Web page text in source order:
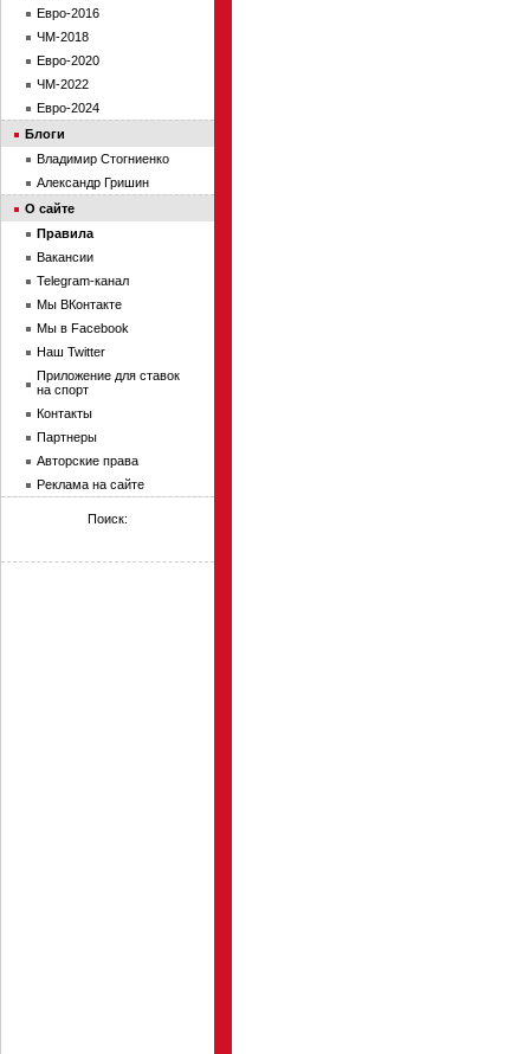
Евро-2016
ЧМ-2018
Евро-2020
ЧМ-2022
Евро-2024
Блоги
Владимир Стогниенко
Александр Гришин
О сайте
Правила
Вакансии
Telegram-канал
Мы ВКонтакте
Мы в Facebook
Наш Twitter
Приложение для ставок
на спорт
Контакты
Партнеры
Авторские права
Реклама на сайте
Поиск: